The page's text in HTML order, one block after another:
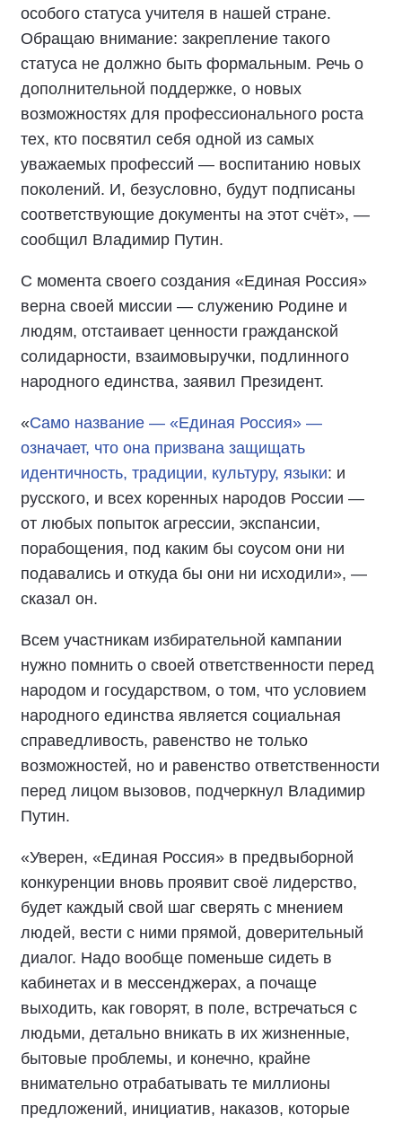
особого статуса учителя в нашей стране.
Обращаю внимание: закрепление такого
статуса не должно быть формальным. Речь о
дополнительной поддержке, о новых
возможностях для профессионального роста
тех, кто посвятил себя одной из самых
уважаемых профессий — воспитанию новых
поколений. И, безусловно, будут подписаны
соответствующие документы на этот счёт», —
сообщил Владимир Путин.
С момента своего создания «Единая Россия»
верна своей миссии — служению Родине и
людям, отстаивает ценности гражданской
солидарности, взаимовыручки, подлинного
народного единства, заявил Президент.
«Само название — «Единая Россия» —
означает, что она призвана защищать
идентичность, традиции, культуру, языки: и
русского, и всех коренных народов России —
от любых попыток агрессии, экспансии,
порабощения, под каким бы соусом они ни
подавались и откуда бы они ни исходили», —
сказал он.
Всем участникам избирательной кампании
нужно помнить о своей ответственности перед
народом и государством, о том, что условием
народного единства является социальная
справедливость, равенство не только
возможностей, но и равенство ответственности
перед лицом вызовов, подчеркнул Владимир
Путин.
«Уверен, «Единая Россия» в предвыборной
конкуренции вновь проявит своё лидерство,
будет каждый свой шаг сверять с мнением
людей, вести с ними прямой, доверительный
диалог. Надо вообще поменьше сидеть в
кабинетах и в мессенджерах, а почаще
выходить, как говорят, в поле, встречаться с
людьми, детально вникать в их жизненные,
бытовые проблемы, и конечно, крайне
внимательно отрабатывать те миллионы
предложений, инициатив, наказов, которые